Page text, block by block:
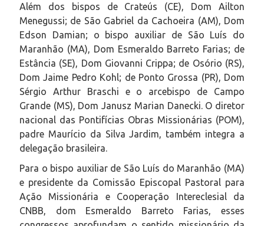
Além dos bispos de Crateús (CE), Dom Ailton
Menegussi; de São Gabriel da Cachoeira (AM), Dom
Edson Damian; o bispo auxiliar de São Luís do
Maranhão (MA), Dom Esmeraldo Barreto Farias; de
Estância (SE), Dom Giovanni Crippa; de Osório (RS),
Dom Jaime Pedro Kohl; de Ponto Grossa (PR), Dom
Sérgio Arthur Braschi e o arcebispo de Campo
Grande (MS), Dom Janusz Marian Danecki. O diretor
nacional das Pontifícias Obras Missionárias (POM),
padre Maurício da Silva Jardim, também integra a
delegação brasileira.
Para o bispo auxiliar de São Luís do Maranhão (MA)
e presidente da Comissão Episcopal Pastoral para
Ação Missionária e Cooperação Intereclesial da
CNBB, dom Esmeraldo Barreto Farias, esses